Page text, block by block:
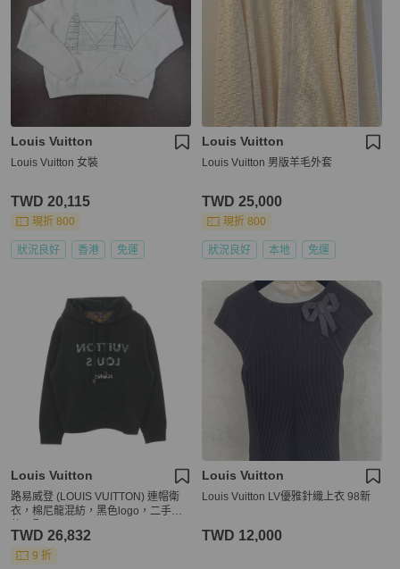
Louis Vuitton
Louis Vuitton 女裝
TWD 20,115
現折 800
狀況良好 香港 免運
Louis Vuitton
Louis Vuitton 男版羊毛外套
TWD 25,000
現折 800
狀況良好 本地 免運
Louis Vuitton
路易威登 (LOUIS VUITTON) 連帽衛
衣，棉尼龍混紡，黑色logo，二手女
TWD 26,832
9 折
Louis Vuitton
Louis Vuitton LV優雅針織上衣 98新
TWD 12,000